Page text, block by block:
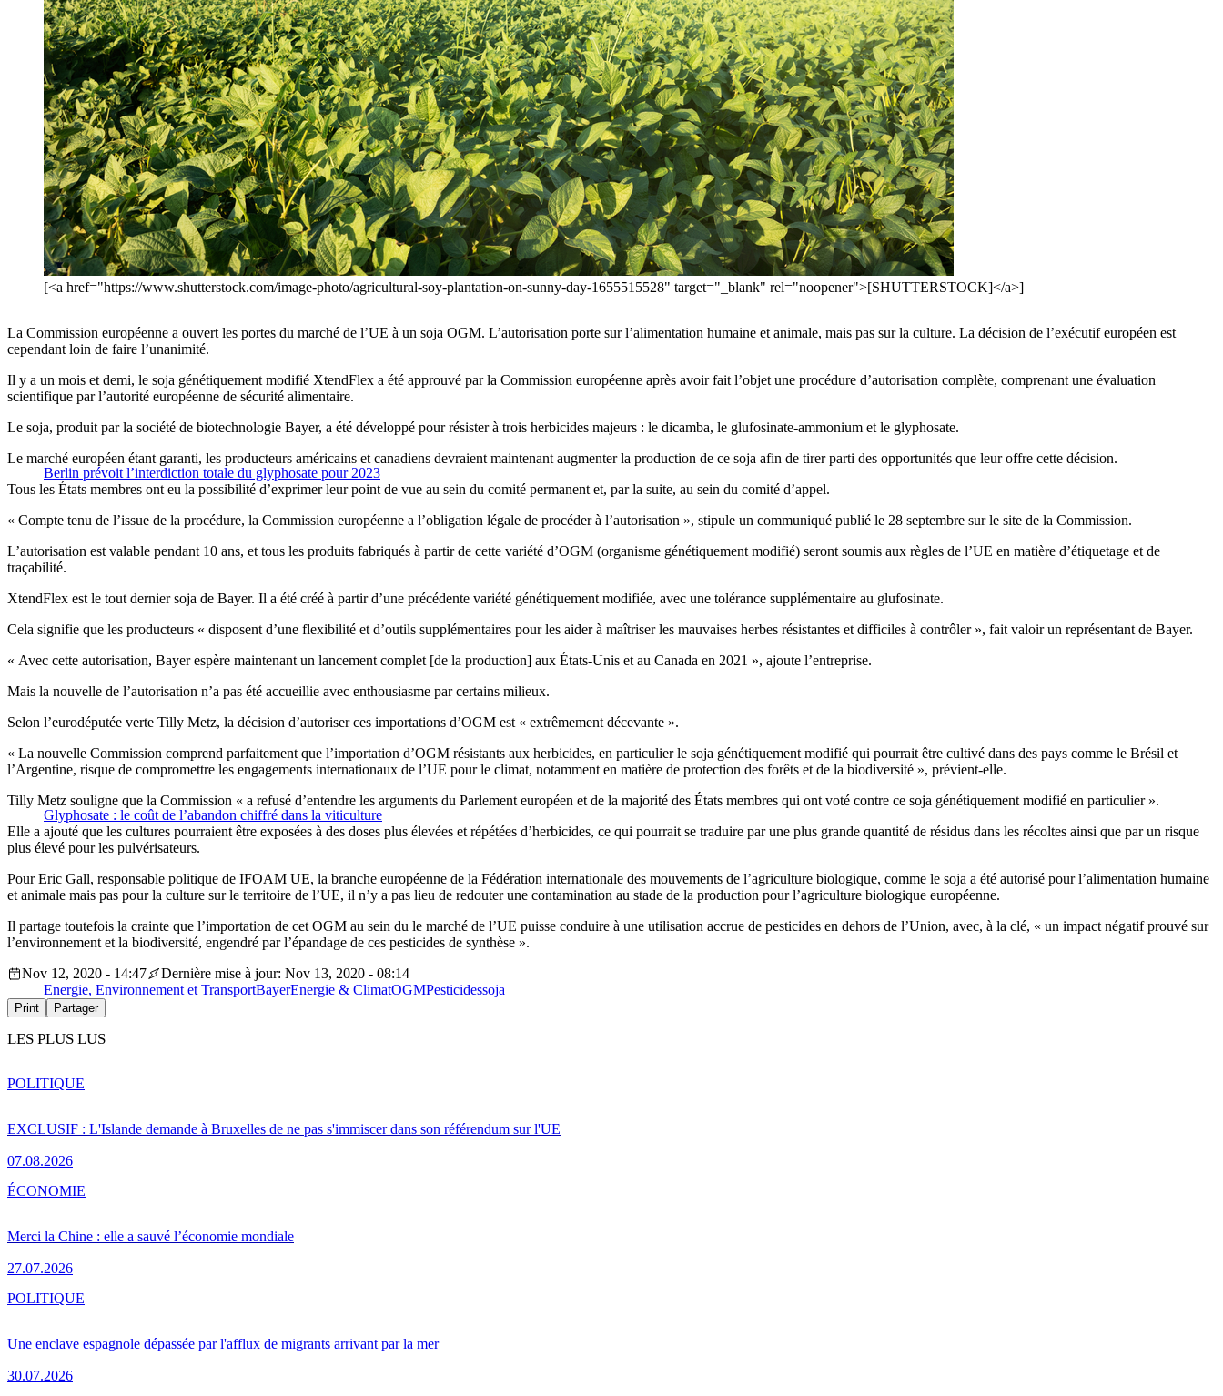
[<a href="https://www.shutterstock.com/image-photo/agricultural-soy-plantation-on-sunny-day-1655515528" target="_blank" rel="noopener">[SHUTTERSTOCK]</a>]
La Commission européenne a ouvert les portes du marché de l’UE à un soja OGM. L’autorisation porte sur l’alimentation humaine et animale, mais pas sur la culture. La décision de l’exécutif européen est
cependant loin de faire l’unanimité.
Il y a un mois et demi, le soja génétiquement modifié XtendFlex a été approuvé par la Commission européenne après avoir fait l’objet une procédure d’autorisation complète, comprenant une évaluation
scientifique par l’autorité européenne de sécurité alimentaire.
Le soja, produit par la société de biotechnologie Bayer, a été développé pour résister à trois herbicides majeurs : le dicamba, le glufosinate-ammonium et le glyphosate.
Berlin prévoit l’interdiction totale du glyphosate pour 2023
Le marché européen étant garanti, les producteurs américains et canadiens devraient maintenant augmenter la production de ce soja afin de tirer parti des opportunités que leur offre cette décision.
Tous les États membres ont eu la possibilité d’exprimer leur point de vue au sein du comité permanent et, par la suite, au sein du comité d’appel.
« Compte tenu de l’issue de la procédure, la Commission européenne a l’obligation légale de procéder à l’autorisation », stipule un communiqué publié le 28 septembre sur le site de la Commission.
L’autorisation est valable pendant 10 ans, et tous les produits fabriqués à partir de cette variété d’OGM (organisme génétiquement modifié) seront soumis aux règles de l’UE en matière d’étiquetage et de
traçabilité.
XtendFlex est le tout dernier soja de Bayer. Il a été créé à partir d’une précédente variété génétiquement modifiée, avec une tolérance supplémentaire au glufosinate.
Cela signifie que les producteurs « disposent d’une flexibilité et d’outils supplémentaires pour les aider à maîtriser les mauvaises herbes résistantes et difficiles à contrôler », fait valoir un représentant de Bayer.
« Avec cette autorisation, Bayer espère maintenant un lancement complet [de la production] aux États-Unis et au Canada en 2021 », ajoute l’entreprise.
Mais la nouvelle de l’autorisation n’a pas été accueillie avec enthousiasme par certains milieux.
Selon l’eurodéputée verte Tilly Metz, la décision d’autoriser ces importations d’OGM est « extrêmement décevante ».
« La nouvelle Commission comprend parfaitement que l’importation d’OGM résistants aux herbicides, en particulier le soja génétiquement modifié qui pourrait être cultivé dans des pays comme le Brésil et
l’Argentine, risque de compromettre les engagements internationaux de l’UE pour le climat, notamment en matière de protection des forêts et de la biodiversité », prévient-elle.
Glyphosate : le coût de l’abandon chiffré dans la viticulture
Tilly Metz souligne que la Commission « a refusé d’entendre les arguments du Parlement européen et de la majorité des États membres qui ont voté contre ce soja génétiquement modifié en particulier ».
Elle a ajouté que les cultures pourraient être exposées à des doses plus élevées et répétées d’herbicides, ce qui pourrait se traduire par une plus grande quantité de résidus dans les récoltes ainsi que par un risque
plus élevé pour les pulvérisateurs.
Pour Eric Gall, responsable politique de IFOAM UE, la branche européenne de la Fédération internationale des mouvements de l’agriculture biologique, comme le soja a été autorisé pour l’alimentation humaine
et animale mais pas pour la culture sur le territoire de l’UE, il n’y a pas lieu de redouter une contamination au stade de la production pour l’agriculture biologique européenne.
Il partage toutefois la crainte que l’importation de cet OGM au sein du le marché de l’UE puisse conduire à une utilisation accrue de pesticides en dehors de l’Union, avec, à la clé, « un impact négatif prouvé sur
l’environnement et la biodiversité, engendré par l’épandage de ces pesticides de synthèse ».
Nov 12, 2020 - 14:47
Dernière mise à jour: Nov 13, 2020 - 08:14
Energie, Environnement et TransportBayerEnergie & ClimatOGMPesticidessoja
Print Partager
LES PLUS LUS
EXCLUSIF : L'Islande demande à Bruxelles de ne pas s'immiscer dans son référendum sur l'UE
07.08.2026
POLITIQUE
Merci la Chine : elle a sauvé l’économie mondiale
27.07.2026
ÉCONOMIE
Une enclave espagnole dépassée par l'afflux de migrants arrivant par la mer
30.07.2026
POLITIQUE